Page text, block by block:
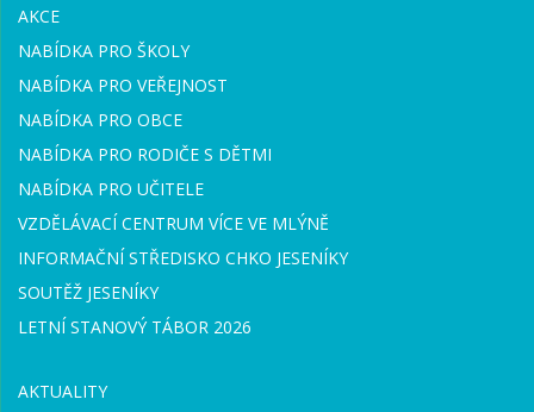
AKCE
NABÍDKA PRO ŠKOLY
NABÍDKA PRO VEŘEJNOST
NABÍDKA PRO OBCE
NABÍDKA PRO RODIČE S DĚTMI
NABÍDKA PRO UČITELE
VZDĚLÁVACÍ CENTRUM VÍCE VE MLÝNĚ
INFORMAČNÍ STŘEDISKO CHKO JESENÍKY
SOUTĚŽ JESENÍKY
LETNÍ STANOVÝ TÁBOR 2026
AKTUALITY